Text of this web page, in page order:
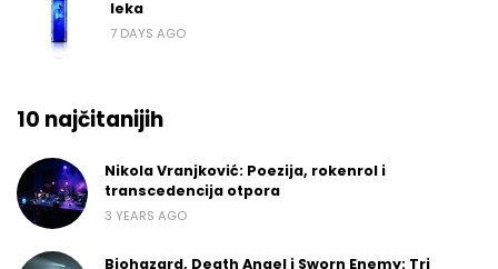
leka
7 DAYS AGO
10 najčitanijih
Nikola Vranjković: Poezija, rokenrol i
transcedencija otpora
3 YEARS AGO
Biohazard, Death Angel i Sworn Enemy: Tri